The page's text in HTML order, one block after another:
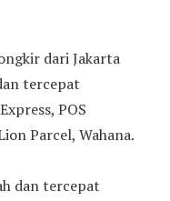
dari Jakarta
tercepat
POS
Parcel, Wahana.
dan tercepat